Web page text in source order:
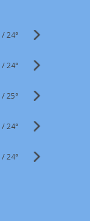
/24°
/24°
/25°
/24°
/24°